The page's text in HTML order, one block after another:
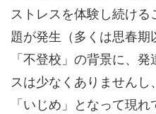
ストレスを体験し続け
題が発生（多くは思春期
「不登校」の背景に、
スは少なくありません
「いじめ」となって現